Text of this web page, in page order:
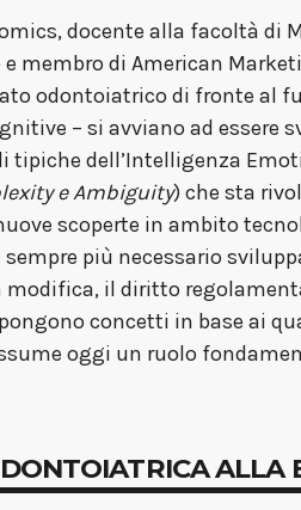
docente alla facoltà di
membro di American
odontoiatrico di fronte al
– si avviano ad
tipiche dell’Intelligenza
e Ambiguity) che sta
scoperte in ambito
più necessario
modifica, il diritto
concetti in base ai
oggi un ruolo